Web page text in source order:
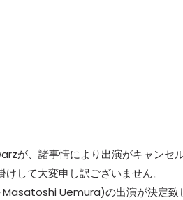
が、諸事情により出演がキャンセル
して大変申し訳ございません。
Masatoshi Uemura)の出演が決定